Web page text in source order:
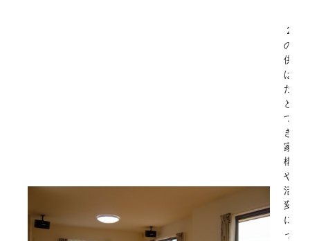
2階
の子
供室
はま
だひ
と間
つづ
き。
家族
構成
や生
活の
変化
によ
って